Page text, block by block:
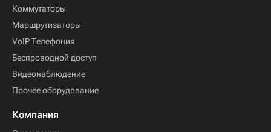
Коммутаторы
Маршрутизаторы
VoIP Телефония
Беспроводной доступ
Видеонаблюдение
Прочее оборудование
Компания